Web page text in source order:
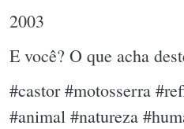
2003
E você? O que acha
#castor #motosserra
#animal #natureza